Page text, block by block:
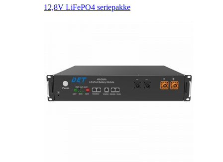
12,8V LiFePO4 seriepakke